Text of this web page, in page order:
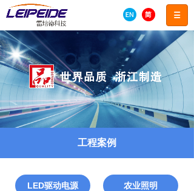
工程案例
农业照明
LED驱动电源